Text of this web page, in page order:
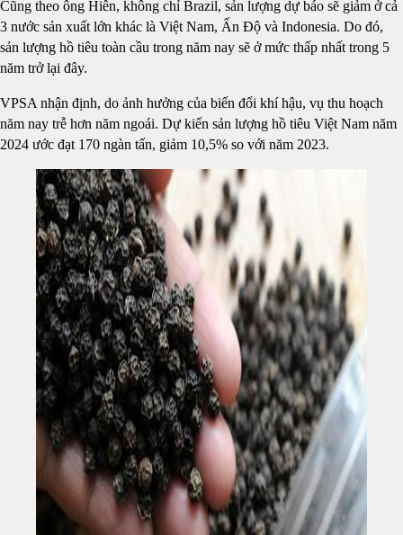
Cũng theo ông Hiên, không chỉ Brazil, sản lượng dự báo sẽ giảm ở cả
3 nước sản xuất lớn khác là Việt Nam, Ấn Độ và Indonesia. Do đó,
sản lượng hồ tiêu toàn cầu trong năm nay sẽ ở mức thấp nhất trong 5
năm trở lại đây.
VPSA nhận định, do ảnh hưởng của biến đổi khí hậu, vụ thu hoạch
năm nay trễ hơn năm ngoái. Dự kiến sản lượng hồ tiêu Việt Nam năm
2024 ước đạt 170 ngàn tấn, giảm 10,5% so với năm 2023.